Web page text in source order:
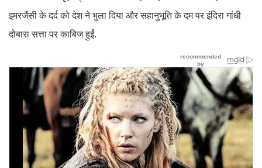
इमरजैंसी के दर्द को देश ने भुला दिया और सहानुभूति के दम पर इंदिरा गांधी
दोबारा सत्ता पर काबिज हुईं.